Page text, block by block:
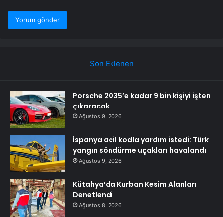
Son Eklenen
Porsche 2035’e kadar 9 bin kişiyi işten
çıkaracak
Ağustos 9, 2026
İspanya acil kodla yardım istedi: Türk
yangın söndürme uçakları havalandı
Ağustos 9, 2026
Kütahya’da Kurban Kesim Alanları
Denetlendi
Ağustos 8, 2026